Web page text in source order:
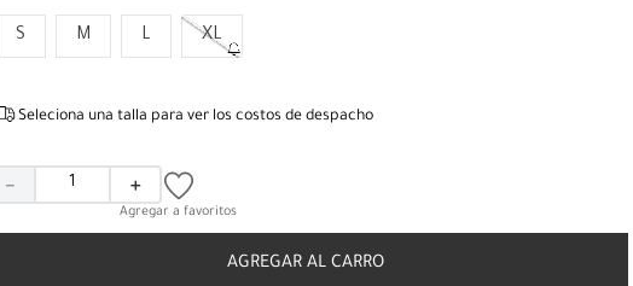
S M L XL
Seleciona una talla para ver los costos de despacho
＋
－
AGREGAR AL CARRO